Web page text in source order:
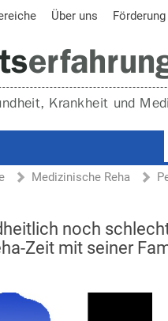
Über uns Förderung
Medizinische Reha
noch
Zeit mit seiner